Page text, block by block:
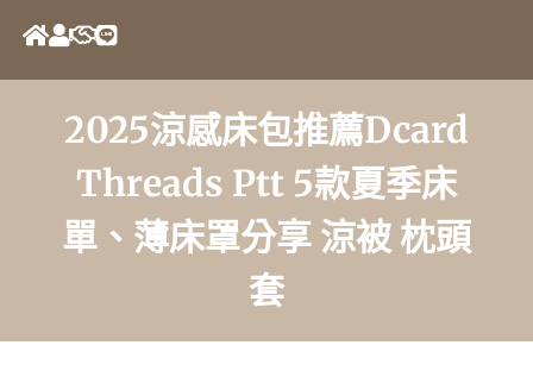
2025涼感床包推薦Dcard
Threads Ptt 5款夏季床
單、薄床罩分享 涼被 枕頭
套